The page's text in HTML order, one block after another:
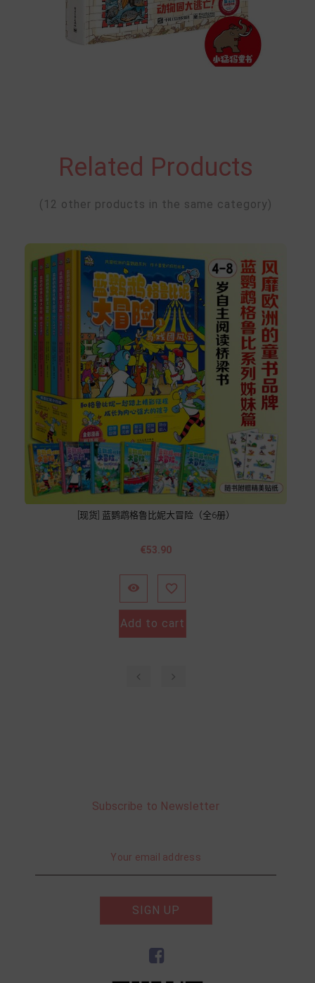
Related Products
(12 other products in the same category)
[现货] 蓝鹦鹉格鲁比妮大冒险（全6册）
價
€53.90
 
Add to cart
Subscribe to Newsletter
SIGN UP